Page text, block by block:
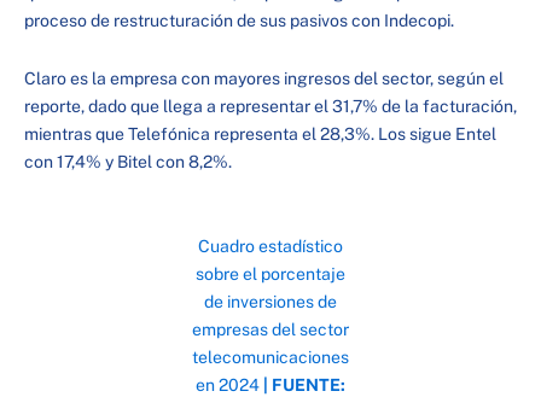
proceso de restructuración de sus pasivos con Indecopi.
Claro es la empresa con mayores ingresos del sector, según el
reporte, dado que llega a representar el 31,7% de la facturación,
mientras que Telefónica representa el 28,3%. Los sigue Entel
con 17,4% y Bitel con 8,2%.
Cuadro estadístico
sobre el porcentaje
de inversiones de
empresas del sector
telecomunicaciones
en 2024
| FUENTE: